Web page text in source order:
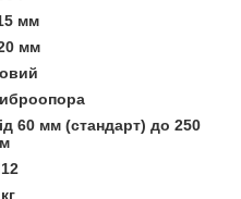
мм
мм
60 мм (стандарт) до 250